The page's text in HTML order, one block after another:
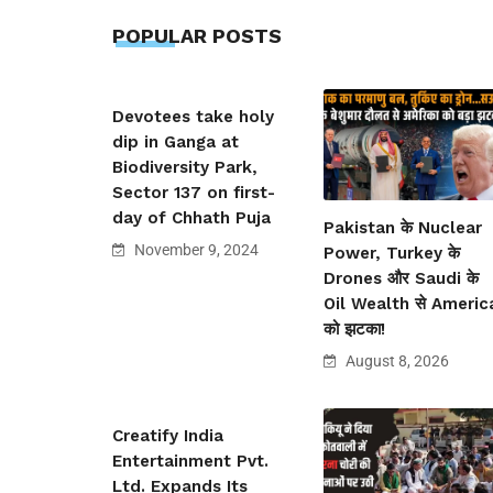
POPULAR POSTS
Devotees take holy
dip in Ganga at
Biodiversity Park,
Sector 137 on first-
day of Chhath Puja
November 9, 2024
Pakistan के Nuclear
Power, Turkey के
Drones और Saudi के
Oil Wealth से
को झटका!
August 8, 2026
Creatify India
Entertainment Pvt.
Ltd. Expands Its